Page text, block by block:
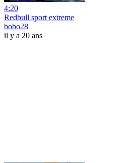
4:20
Redbull sport extreme
bobo28
il y a 20 ans